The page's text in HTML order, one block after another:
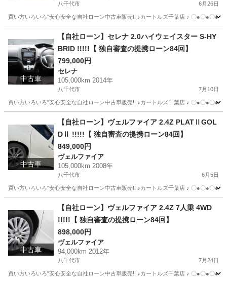
八千代市 6月26日
買い方いろいろ"安心安全な自社ローン中古車販売!! ♪カートルズ千葉店 ♪ 〇●〇●〇
ヴェルファイア カートルズ
中古車
【自社ローン】セレナ 2.0ハイウェイスター S-HY
BRID !!!!!【 独自審査の提携ローン84回】
799,000円
セレナ
105,000km 2014年
八千代市 7月10日
買い方いろいろ"安心安全な自社ローン中古車販売!! ♪カートルズ千葉店 ♪ 〇●〇●〇
セレナ カートルズ
中古車
【自社ローン】ヴェルファイア 2.4Z PLATⅡGOL
DⅡ !!!!!【 独自審査の提携ローン84回】
849,000円
ヴェルファイア
105,000km 2008年
八千代市 6月5日
買い方いろいろ"安心安全な自社ローン中古車販売!! ♪カートルズ千葉店 ♪ 〇●〇●〇
ヴェルファイア カートルズ
中古車
【自社ローン】ヴェルファイア 2.4Z 7人乗 4WD
!!!!!【 独自審査の提携ローン84回】
898,000円
ヴェルファイア
94,000km 2012年
八千代市 7月24日
買い方いろいろ"安心安全な自社ローン中古車販売!! ♪カートルズ千葉店 ♪ 〇●〇●〇